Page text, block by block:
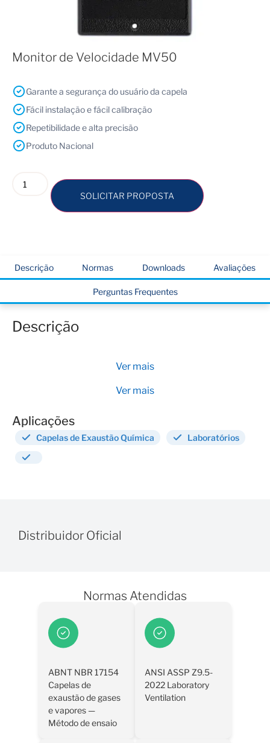
Monitor de Velocidade MV50
Garante a segurança do usuário da capela
Fácil instalação e fácil calibração
Repetibilidade e alta precisão
Produto Nacional
SOLICITAR PROPOSTA
Descrição Normas Downloads Avaliações
Perguntas Frequentes
Descrição
Ver mais
Ver mais
Aplicações
Capelas de Exaustão Química Laboratórios
Distribuidor Oficial
Normas Atendidas
ABNT NBR 17154
Capelas de
exaustão de gases
e vapores —
Método de ensaio
ANSI ASSP Z9.5-
2022 Laboratory
Ventilation